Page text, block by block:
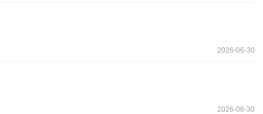
2026-06-30
2026-06-30